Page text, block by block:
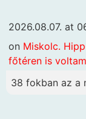
2026.08.07. at
on Miskolc.
főtéren is voltam
38 fokban az a